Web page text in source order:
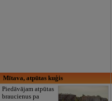
Mītava, atpūtas kuģis
Piedāvājam atpūtas
braucienus pa